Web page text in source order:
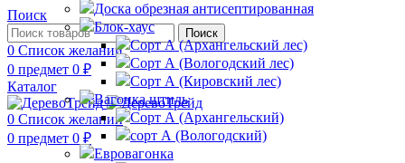
Поиск
Поиск
0 Список желаний
0 предмет 0 ₽
Каталог
0 Список желаний
0 предмет 0 ₽
Доска обрезная антисептированная
Блок-хаус
Сорт А (Архангельский лес)
Сорт А (Вологодский лес)
Сорт А (Кировский лес)
Вагонка штиль
Сорт А (Архангельский)
сорт А (Вологодский)
Евровагонка